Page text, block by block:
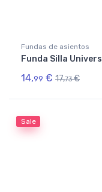
Fundas de asientos
Funda Silla
14,99 € 17,73 €
Sale